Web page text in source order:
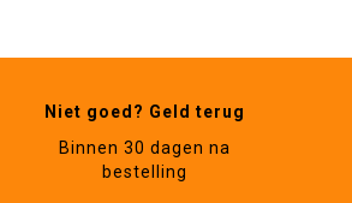
Niet goed? Geld terug
Binnen 30 dagen na
bestelling